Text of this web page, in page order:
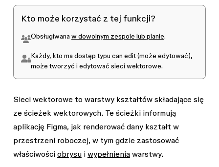
Kto może korzystać z tej funkcji?
Obsługiwana w dowolnym zespole lub planie.
Każdy, kto ma dostęp typu can edit(może edytować),
może tworzyć i edytować sieci wektorowe.
Sieci wektorowe to warstwy kształtów składające się
ze ścieżek wektorowych. Te ścieżki informują
aplikację Figma, jak renderować dany kształt w
przestrzeni roboczej, w tym gdzie zastosować
właściwości obrysui wypełnieniawarstwy.